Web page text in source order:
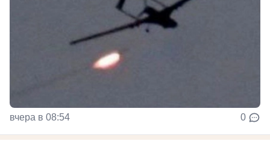
вчера в 08:54 0